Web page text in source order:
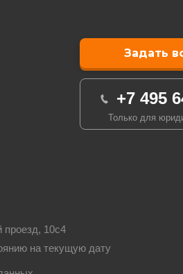
Задать
+7 495
Только для
проезд, 10с4
на текущую дату